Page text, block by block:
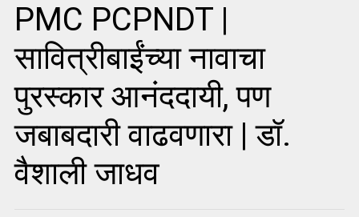
PMC PCPNDT |
सावित्रीबाईंच्या नावाचा
पुरस्कार आनंददायी, पण
जबाबदारी वाढवणारा | डॉ.
वैशाली जाधव